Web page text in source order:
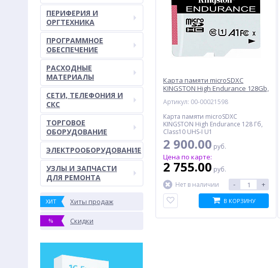
ПЕРИФЕРИЯ И
ОРГТЕХНИКА
ПРОГРАММНОЕ
ОБЕСПЕЧЕНИЕ
РАСХОДНЫЕ
МАТЕРИАЛЫ
СЕТИ, ТЕЛЕФОНИЯ И
СКС
ТОРГОВОЕ
ОБОРУДОВАНИЕ
ЭЛЕКТРООБОРУДОВАНИЕ
УЗЛЫ И ЗАПЧАСТИ
ДЛЯ РЕМОНТА
ХИТ Хиты продаж
% Скидки
Карта памяти microSDXC
KINGSTON High Endurance 128Gb,
Артикул: 00-00021598
Карта памяти microSDXC
KINGSTON High Endurance 128 Гб,
Class10 UHS-I U1
2 900.00 руб.
Цена по карте:
2 755.00 руб.
Нет в наличии
- +
В КОРЗИНУ